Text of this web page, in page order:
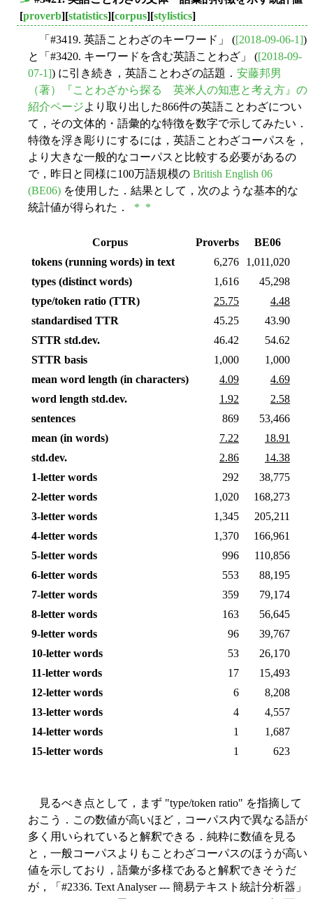
[proverb][statistics][corpus][stylistics]
「#3419. 英語ことわざのキーワード」 ([2018-09-06-1])
と「#3420. キーワードを含む英語ことわざ」 ([2018-09-
07-1]) に引き続き，英語ことわざの話題． 安藤邦男
（著）『ことわざから探る 英米人の知恵と考え方』の
紹介ページより取り出した866件の英語ことわざについ
て，その文体的・語彙的な特徴を数字で示してみたい．
特徴を浮き彫りにするには，英語ことわざコーパスを，
より大きな一般的なコーパスと比較する必要があるの
で，昨日と同様に100万語規模の British English 06
(BE06) を使用した．結果として，次のような基本的な
統計値が得られた． * *
Corpus Proverbs
BE06
tokens (running words) in text
6,276
1,011,020
types (distinct words)
1,616
45,298
type/token ratio (TTR)
25.75
4.48
standardised TTR
45.25
43.90
STTR std.dev.
46.42
54.62
STTR basis
1,000
1,000
mean word length (in characters)
4.09
4.69
word length std.dev.
1.92
2.58
sentences
869
53,466
mean (in words)
7.22
18.91
std.dev.
2.86
14.38
1-letter words
292
38,775
2-letter words
1,020
168,273
3-letter words
1,345
205,211
4-letter words
1,370
166,961
5-letter words
996
110,856
6-letter words
553
88,195
7-letter words
359
79,174
8-letter words
163
56,645
9-letter words
96
39,767
10-letter words
53
26,170
11-letter words
17
15,493
12-letter words
6
8,208
13-letter words
4
4,557
14-letter words
1
1,687
15-letter words
1 623
見るべき点として，まず "type/token ratio" を指摘して
おこう．この数値が高いほど，コーパス内で異なる語が
多く用いられていると解釈できる．純粋に数値を見る
と，一般コーパスよりもことわざコーパスのほうが高い
値を示しており，語彙が多様であると解釈できそうだ
が，「#2336. Text Analyser --- 簡易テキスト統計分析器」